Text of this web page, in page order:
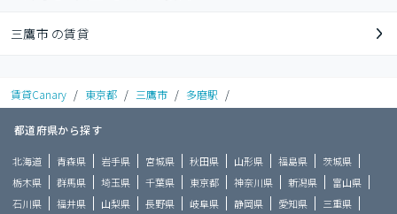
三鷹市 の賃貸
賃貸Canary / 東京都 / 三鷹市 / 多磨駅 /
都道府県から探す
北海道 青森県 岩手県 宮城県 秋田県 山形県 福島県
茨城県
栃木県
群馬県 埼玉県 千葉県 東京都 神奈川県 新潟県
富山県
石川県
福井県 山梨県 長野県 岐阜県 静岡県 愛知県 三重県